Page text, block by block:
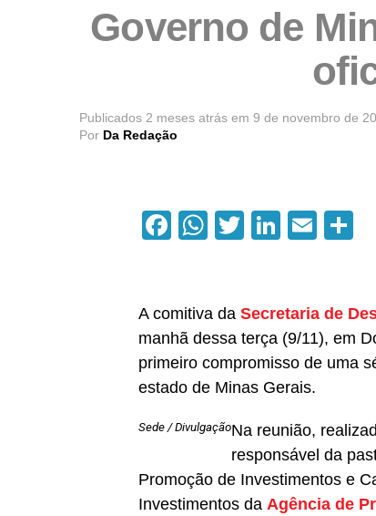
Governo de
Publicados 2 meses atrás em 9 de novembro de
Por Da Redação
Facebook
WhatsApp
Twitter
LinkedIn
Email
A comitiva da Secretaria de
manhã dessa terça (9/11), em
primeiro compromisso de uma
estado de Minas Gerais.
Sede / DivulgaçãoNa reunião,
responsável da
Promoção de Investimentos e
Investimentos da Agência de